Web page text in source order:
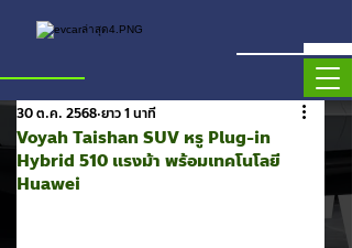
Voyah Taishan SUV หรู Plug-in
Hybrid 510 แรงม้า พร้อมเทคโนโลยี
Huawei
30 ต.ค. 2568 ยาว 1 นาที